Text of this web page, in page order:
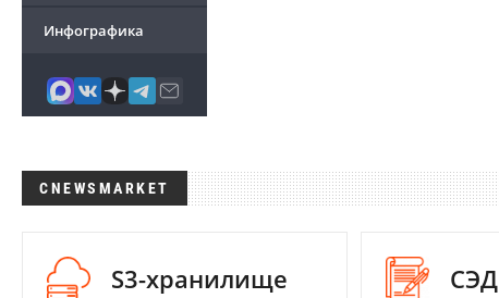
Инфографика
CNEWSMARKET
S3-хранилище СЭД